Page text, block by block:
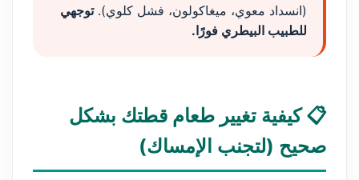
(انسداد معوي، ميغاكولون، فشل كلوي).توجهي
للطبيب البيطري فورًا.
📋 كيفية تغيير طعام قطتك بشكل
صحيح (لتجنب الإمساك)